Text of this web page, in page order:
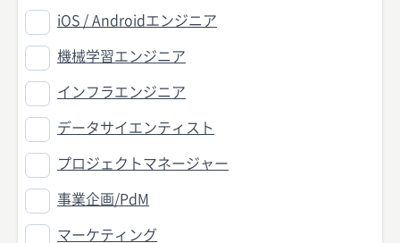
iOS / Androidエンジニア
機械学習エンジニア
インフラエンジニア
データサイエンティスト
プロジェクトマネージャー
事業企画/PdM
マーケティング